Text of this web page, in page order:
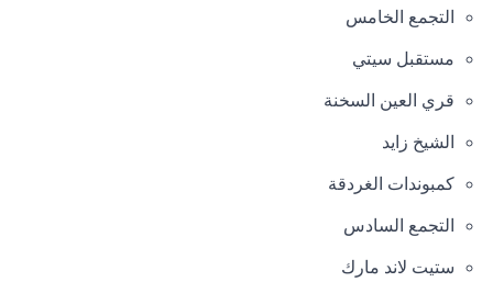
التجمع الخامس
مستقبل سيتي
قري العين السخنة
الشيخ زايد
كمبوندات الغردقة
التجمع السادس
ستيت لاند مارك